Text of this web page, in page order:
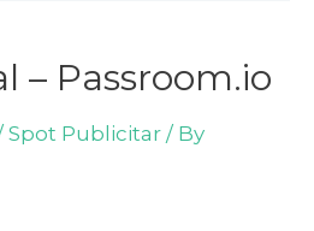
– Passroom.io
Spot Publicitar / By